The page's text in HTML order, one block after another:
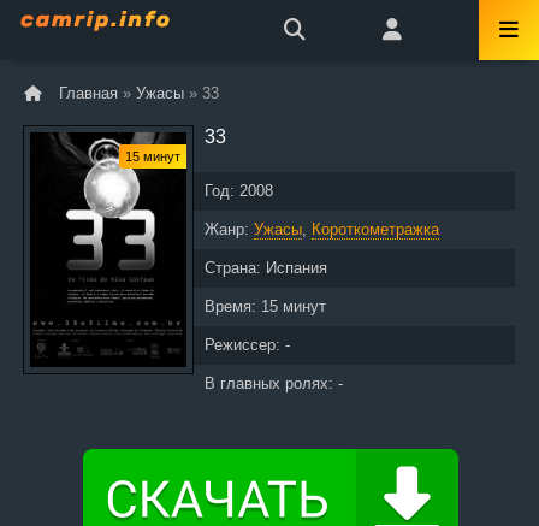
Главная » Ужасы » 33
15 минут
33
Год: 2008
Жанр: Ужасы, Короткометражка
Страна: Испания
Время: 15 минут
Режиссер: -
В главных ролях: -